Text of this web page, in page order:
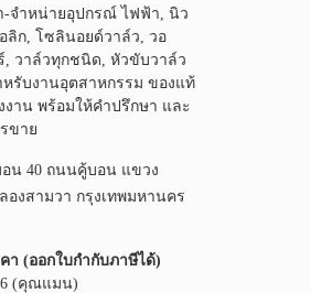
-จำหน่ายอุปกรณ์ ไฟฟ้า, นิว
ลิก, โซลินอยด์วาล์ว, วอ
, วาล์วทุกชนิด, หัวขับวาล์ว
รับงานอุตสาหกรรม ของแท้
งาน พร้อมให้คำปรึกษา และ
ขาย
น 40 ถนนคู้บอน แขวง
องสามวา กรุงเทพมหานคร
า (ออกใบกำกับภาษีได้)
(คุณแมน)